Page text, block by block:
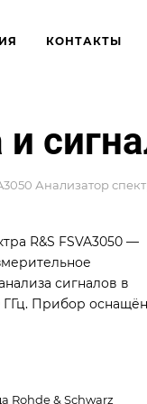
КОНТАКТЫ
Анализатор
R&S FSVA3050 —
сигналов в
ГГц. Прибор оснащён
(демодуляции) 1 ГГц и
точные измерения.
Rohde & Schwarz